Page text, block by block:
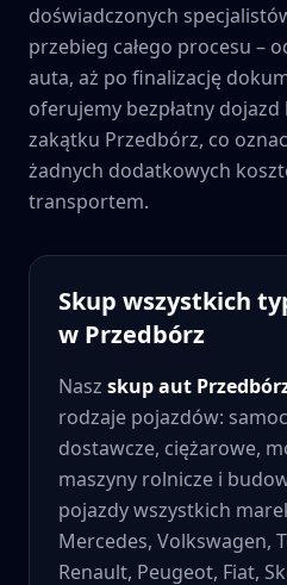
doświadczonych
przebieg całego procesu –
auta, aż po finalizację
oferujemy bezpłatny
zakątku Przedbórz, co
żadnych dodatkowych
transportem.
Skup wszystkich
w Przedbórz
Nasz skup aut
rodzaje pojazdów:
dostawcze, ciężarowe,
maszyny rolnicze i
pojazdy wszystkich
Mercedes, Volkswagen,
Renault, Peugeot, Fiat,